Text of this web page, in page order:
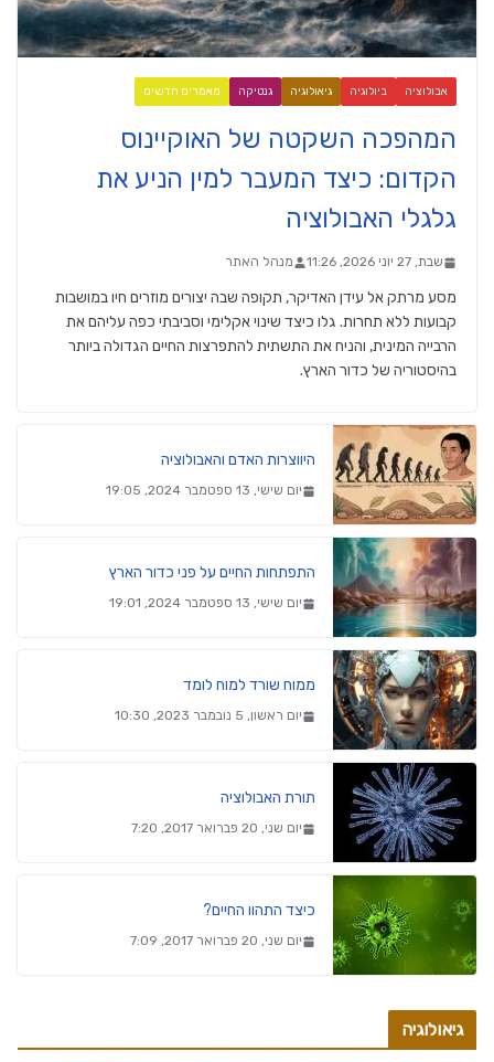
אבולוציה ביולוגיה גיאולוגיה גנטיקה מאמרים חדשים
המהפכה השקטה של האוקיינוס
הקדום: כיצד המעבר למין הניע את
גלגלי האבולוציה
שבת, 27 יוני 2026, 11:26 מנהל האתר
מסע מרתק אל עידן האדיקר, תקופה שבה יצורים מוזרים חיו במושבות
קבועות ללא תחרות. גלו כיצד שינוי אקלימי וסביבתי כפה עליהם את
הרבייה המינית, והניח את התשתית להתפרצות החיים הגדולה ביותר
בהיסטוריה של כדור הארץ.
היווצרות האדם והאבולוציה
יום שישי, 13 ספטמבר 2024, 19:05
התפתחות החיים על פני כדור הארץ
יום שישי, 13 ספטמבר 2024, 19:01
ממוח שורד למוח לומד
יום ראשון, 5 נובמבר 2023, 10:30
תורת האבולוציה
יום שני, 20 פברואר 2017, 7:20
כיצד התהוו החיים?
יום שני, 20 פברואר 2017, 7:09
גיאולוגיה